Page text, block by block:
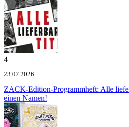
4
23.07.2026
ZACK-Edition-Programmheft: Alle
einen Namen!